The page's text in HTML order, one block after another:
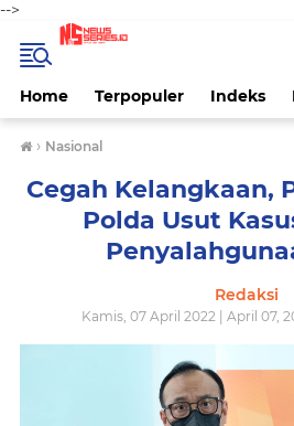
-->
Home Terpopuler Indeks
› Nasional
Cegah Kelangkaan,
Polda Usut
Redaksi
Kamis, 07 April 2022 | April 07,